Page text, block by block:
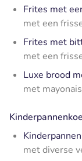
Frites met
met een
Frites met
met een
Luxe brood
met
met diverse